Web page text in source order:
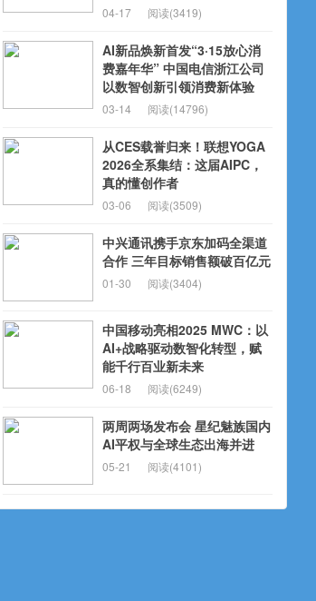
04-17 阅读(3419)
AI新品焕新首发“3·15放心消
费嘉年华” 中国电信浙江公司
以数智创新引领消费新体验
03-14 阅读(14796)
从CES载誉归来！联想YOGA
2026全系集结：这届AIPC，
真的懂创作者
03-06 阅读(3509)
中兴通讯携手京东加码全渠道
合作 三年目标销售额破百亿元
01-30 阅读(3404)
中国移动亮相2025 MWC：以
AI+战略驱动数智化转型，赋
能千行百业新未来
06-18 阅读(6249)
两周两场发布会 星纪魅族国内
AI平权与全球生态出海并进
05-21 阅读(4101)